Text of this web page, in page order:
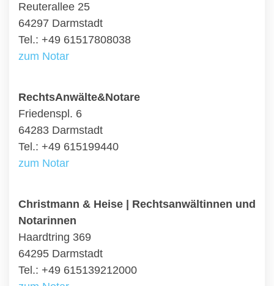
Reuterallee 25
64297 Darmstadt
Tel.: +49 61517808038
zum Notar
RechtsAnwälte&Notare
Friedenspl. 6
64283 Darmstadt
Tel.: +49 615199440
zum Notar
Christmann & Heise | Rechtsanwältinnen und
Notarinnen
Haardtring 369
64295 Darmstadt
Tel.: +49 615139212000